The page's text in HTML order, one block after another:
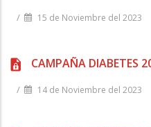
/ 15 de Noviembre del 2023
CAMPAÑA DIABETES
/ 14 de Noviembre del 2023